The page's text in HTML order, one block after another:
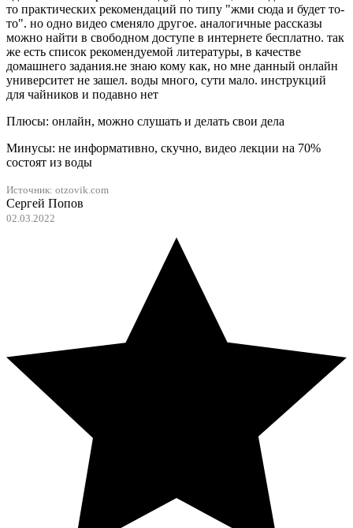
то практических рекомендаций по типу "жми сюда и будет то-
то". но одно видео сменяло другое. аналогичные рассказы
можно найти в свободном доступе в интернете бесплатно. так
же есть список рекомендуемой литературы, в качестве
домашнего задания.не знаю кому как, но мне данный онлайн
университет не зашел. воды много, сути мало. инструкций
для чайников и подавно нет
Плюсы: онлайн, можно слушать и делать свои дела
Минусы: не информативно, скучно, видео лекции на 70%
состоят из воды
Источник: otzovik.com
Сергей Попов
02.03.2022